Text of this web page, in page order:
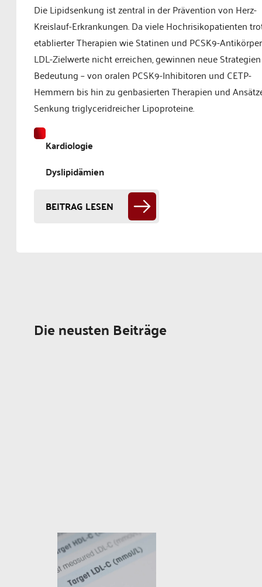
Die Lipidsenkung ist zentral in der Prävention von Herz-
Kreislauf-Erkrankungen. Da viele Hochrisikopatienten
etablierter Therapien wie Statinen und PCSK9-
LDL-Zielwerte nicht erreichen, gewinnen neue
Bedeutung – von oralen PCSK9-Inhibitoren und CETP-
Hemmern bis hin zu genbasierten Therapien und
Senkung triglyceridreicher Lipoproteine.
Kardiologie
Dyslipidämien
BEITRAG LESEN
Die neusten Beiträge